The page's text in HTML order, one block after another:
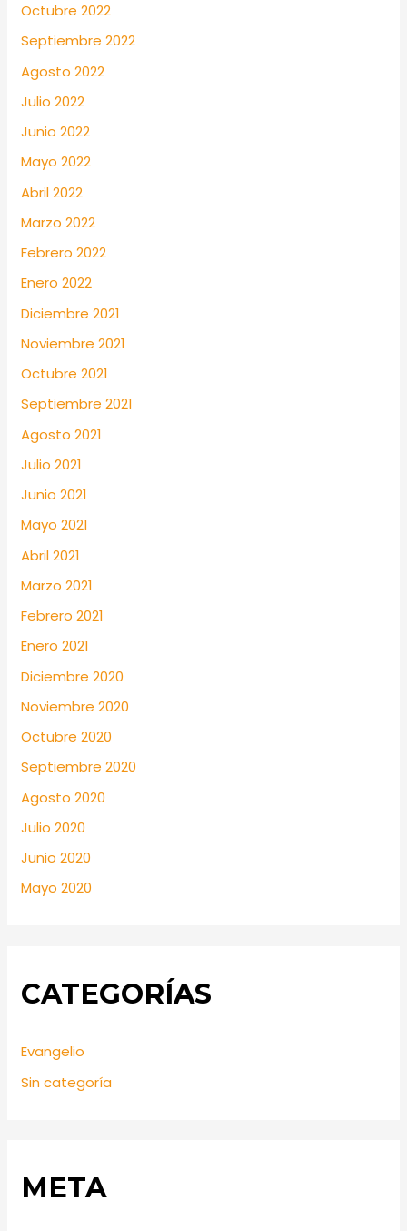
Octubre 2022
Septiembre 2022
Agosto 2022
Julio 2022
Junio 2022
Mayo 2022
Abril 2022
Marzo 2022
Febrero 2022
Enero 2022
Diciembre 2021
Noviembre 2021
Octubre 2021
Septiembre 2021
Agosto 2021
Julio 2021
Junio 2021
Mayo 2021
Abril 2021
Marzo 2021
Febrero 2021
Enero 2021
Diciembre 2020
Noviembre 2020
Octubre 2020
Septiembre 2020
Agosto 2020
Julio 2020
Junio 2020
Mayo 2020
CATEGORÍAS
Evangelio
Sin categoría
META